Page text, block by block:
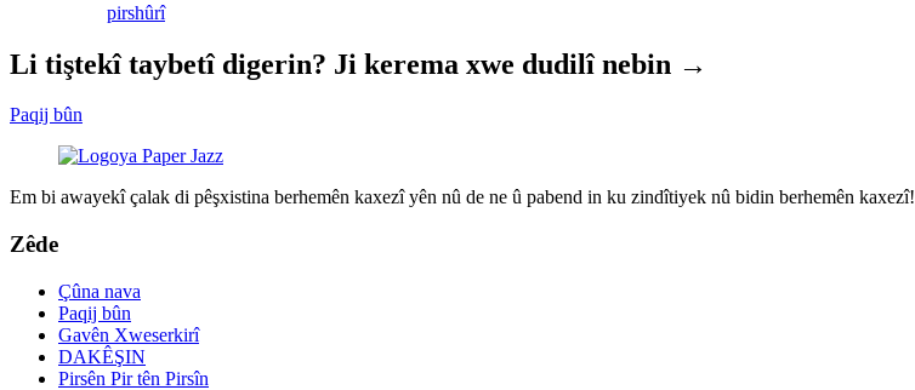
pirshûrî
Li tiştekî taybetî digerin? Ji kerema xwe dudilî nebin →
Paqij bûn
Em bi awayekî çalak di pêşxistina berhemên kaxezî yên nû de ne û pabend in ku zindîtiyek nû bidin berhemên kaxezî!
Zêde
Çûna nava
Paqij bûn
Gavên Xweserkirî
DAKÊŞIN
Pirsên Pir tên Pirsîn